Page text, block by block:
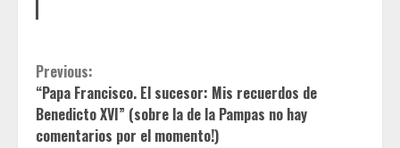
Continue
Reading
Previous:
“Papa Francisco. El sucesor: Mis recuerdos de
Benedicto XVI” (sobre la de la Pampas no hay
comentarios por el momento!)